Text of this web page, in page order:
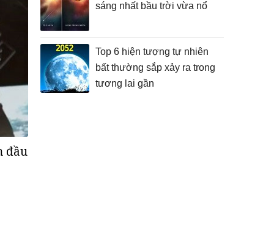
đầu
sáng nhất bầu trời vừa nổ
Top 6 hiện tượng tự nhiên
bất thường sắp xảy ra trong
tương lai gần